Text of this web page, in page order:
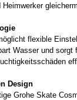
flexible
Wasser und
Design
Grohe Skate